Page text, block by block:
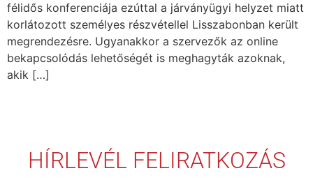
félidős konferenciája ezúttal a járványügyi helyzet miatt
korlátozott személyes részvétellel Lisszabonban került
megrendezésre. Ugyanakkor a szervezők az online
bekapcsolódás lehetőségét is meghagyták azoknak,
akik […]
HÍRLEVÉL FELIRATKOZÁS